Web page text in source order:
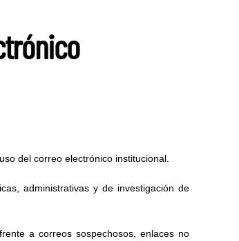
del correo electrónico institucional.
administrativas y de investigación de
a correos sospechosos, enlaces no